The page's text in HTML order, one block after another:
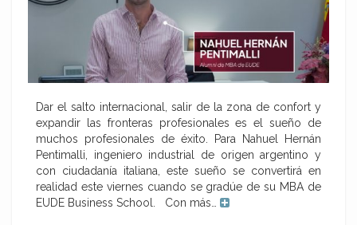
Dar el salto internacional, salir de la zona de confort y
expandir las fronteras profesionales es el sueño de
muchos profesionales de éxito. Para Nahuel Hernán
Pentimalli, ingeniero industrial de origen argentino y
con ciudadanía italiana, este sueño se convertirá en
realidad este viernes cuando se gradúe de su MBA de
EUDE Business School. Con más…